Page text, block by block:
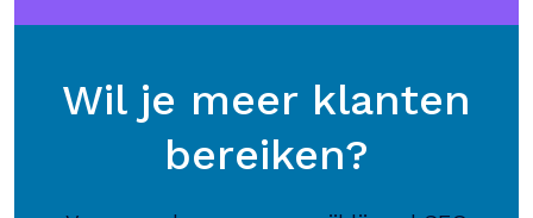
Wil je meer klanten
bereiken?